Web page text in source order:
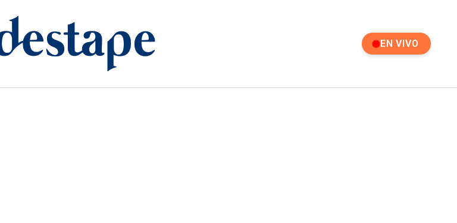
EN VIVO